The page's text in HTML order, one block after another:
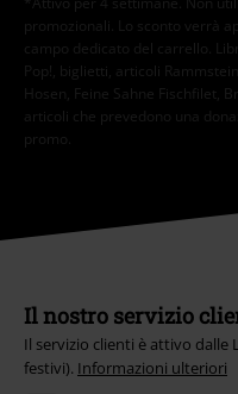
promozionali. Lo sconto verrà
campo dedicato del carrello.
Pop!, biglietti, articoli
Hosen, Feine Sahne Fischfilet,
articoli che prevedono una
promo.
Il nostro servizio
Il servizio clienti è attivo dalle
festivi). Informazioni ulteriori